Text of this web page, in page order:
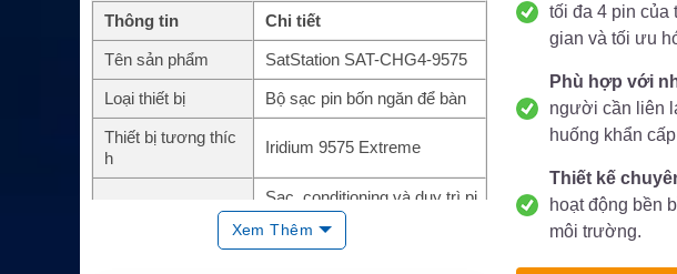
Thông tin Chi tiết
Tên sản phẩm SatStation SAT-CHG4-9575
Loại thiết bị Bộ sạc pin bốn ngăn để bàn
Thiết bị tương thíc
h
Iridium 9575 Extreme
Chức năng chính
Sạc, conditioning và duy trì pi
n
Xem Thêm
tối đa 4 pin của
gian và tối ưu
Phù hợp với
người cần liên
huống khẩn
Thiết kế
hoạt động bền
môi trường.